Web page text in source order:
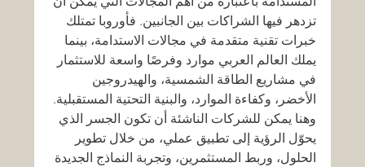
تزدهر فيها الشراكات بين الجانبين. فأوروبا تمتلك
خبرات تقنية متقدمة في مجالات الاستدامة، بينما
يملك العالم العربي موارد وفرصًا واسعة للاستثمار
في مشاريع الطاقة الشمسية، والهيدروجين
الأخضر، وكفاءة الموارد، والبنية التحتية المستقبلية.
وهنا يمكن للشركات الناشئة أن تكون الجسر الذي
يحوّل الرؤية إلى تطبيق عملي، من خلال تطوير
الحلول، وربط المستثمرين، وتجربة النماذج الجديدة